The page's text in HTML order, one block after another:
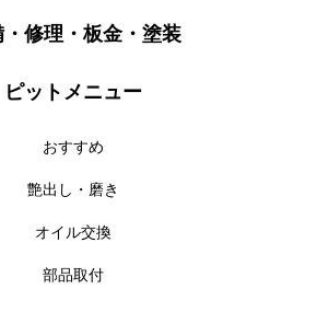
・修理・板金・塗装
ピットメニュー
おすすめ
艶出し・磨き
オイル交換
部品取付